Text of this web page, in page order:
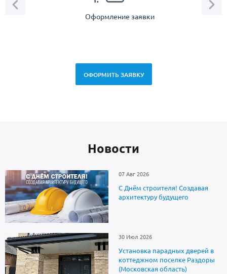
Оформление заявки
ОФОРМИТЬ ЗАЯВКУ
Новоcти
07 Авг 2026
С Днём строителя! Создавая
архитектуру будущего
30 Июл 2026
Установка парадных дверей в
коттеджном поселке Раздоры
(Московская область)